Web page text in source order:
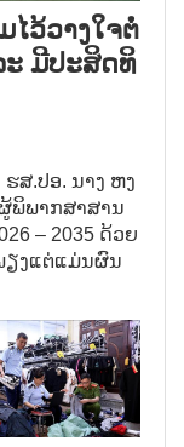
ໄວ້​ວາງ​ໃຈຕໍ່​
ະ ມີ​ປະ​ສິດ​ທິ​
ສ​.ປອ. ນາງ ຫງ
ພິ​ພາກ​ສາ​ສານ​
– 2035 ດ້ວຍ​
ງ​ແຕ່​ແມ່ນ​ຜົນ​